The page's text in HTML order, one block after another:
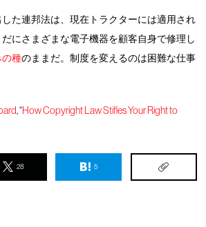
た連邦法は、現在トラクターには適用され
にさまざまな電子機器を顧客自身で修理し
の種のままだ。制度を変えるのは困難な仕事
, “How Copyright Law Stifles Your Right to
28 5